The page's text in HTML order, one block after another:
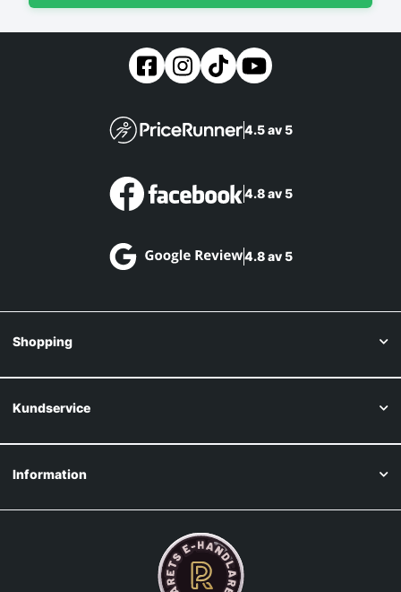
4.5 av 5
4.8 av 5
4.8 av 5
Shopping
Kundservice
Information